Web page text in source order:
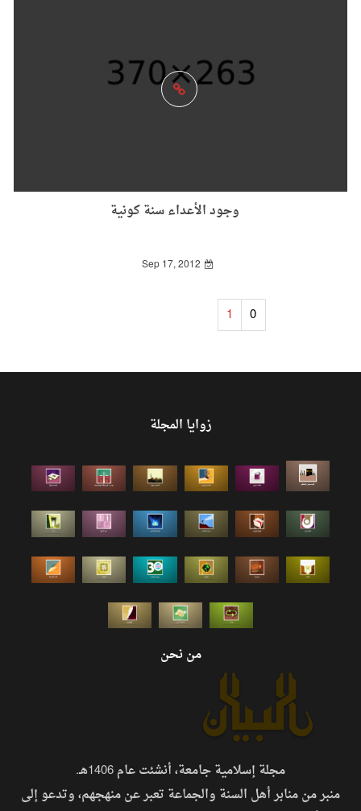
وجود الأعداء سنة كونية
Sep 17, 2012
0
1
زوايا المجلة
من نحن
مجلة إسلامية جامعة، أنشئت عام 1406هـ.
منبر من منابر أهل السنة والجماعة تعبر عن منهجهم، وتدعو إلى